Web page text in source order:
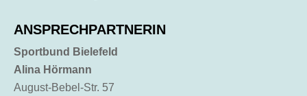
ANSPRECHPARTNERIN
Sportbund Bielefeld
Alina Hörmann
August-Bebel-Str. 57